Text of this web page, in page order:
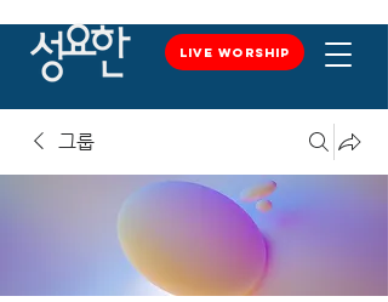
LIVE WORSHIP
LIVE WORSHIP
그룹